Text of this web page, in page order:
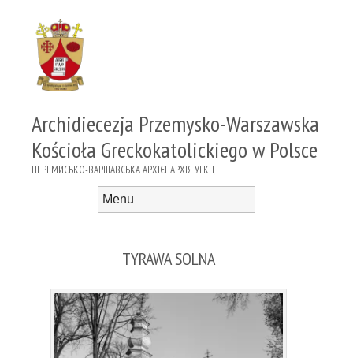
Archidiecezja Przemysko-Warszawska
Kościoła Greckokatolickiego w Polsce
ПЕРЕМИСЬКО-ВАРШАВСЬКА АРХІЄПАРХІЯ УГКЦ
TYRAWA SOLNA